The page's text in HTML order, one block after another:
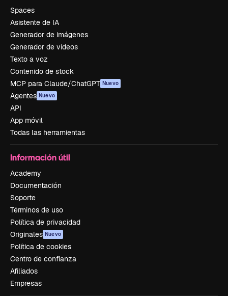
Spaces
Asistente de IA
Generador de imágenes
Generador de vídeos
Texto a voz
Contenido de stock
MCP para Claude/ChatGPT Nuevo
Agentes Nuevo
API
App móvil
Todas las herramientas
Información útil
Academy
Documentación
Soporte
Términos de uso
Política de privacidad
Originales Nuevo
Política de cookies
Centro de confianza
Afiliados
Empresas